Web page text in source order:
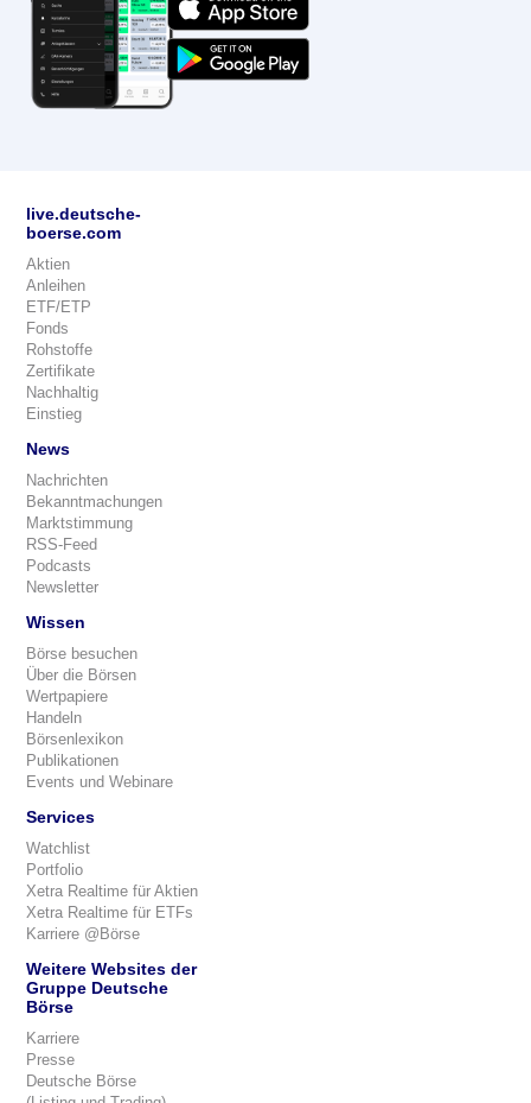
live.deutsche-
boerse.com
Aktien
Anleihen
ETF/ETP
Fonds
Rohstoffe
Zertifikate
Nachhaltig
Einstieg
News
Nachrichten
Bekanntmachungen
Marktstimmung
RSS-Feed
Podcasts
Newsletter
Wissen
Börse besuchen
Über die Börsen
Wertpapiere
Handeln
Börsenlexikon
Publikationen
Events und Webinare
Services
Watchlist
Portfolio
Xetra Realtime für Aktien
Xetra Realtime für ETFs
Karriere @Börse
Weitere Websites der
Gruppe Deutsche
Börse
Karriere
Presse
Deutsche Börse